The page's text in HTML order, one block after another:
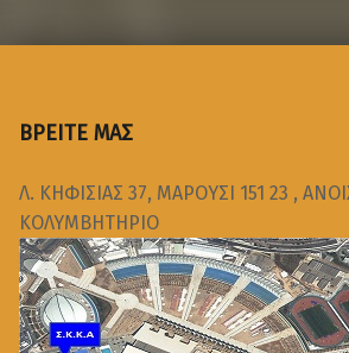
ΒΡΕΙΤΕ ΜΑΣ
Λ. ΚΗΦΙΣΙΑΣ 37, ΜΑΡΟΥΣΙ 151 23 ,
ΚΟΛΥΜΒΗΤΗΡΙΟ